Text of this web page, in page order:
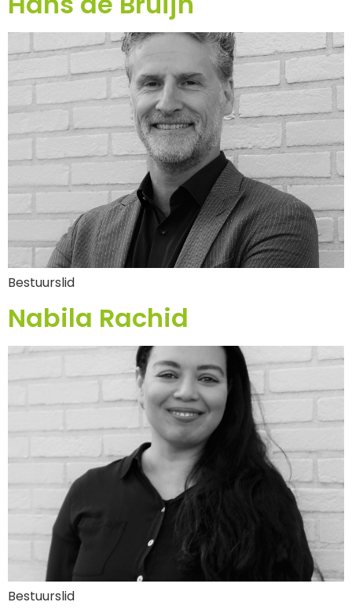
Bestuurslid
Nabila Rachid
Bestuurslid